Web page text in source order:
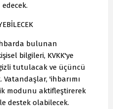
bulunan
bilgileri, KVKK'ye
tutulacak ve üçüncü
Vatandaşlar, 'ihbarımı
modunu aktifleştirerek
destek olabilecek.